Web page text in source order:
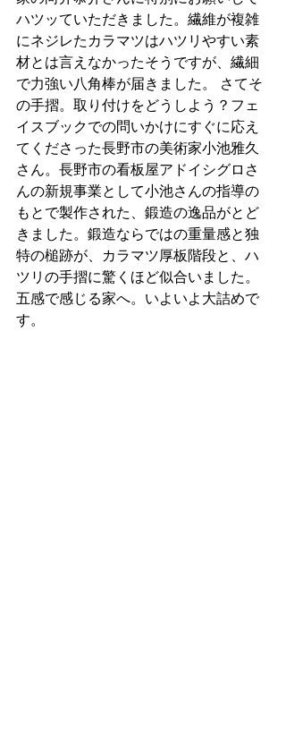
ハツッていただきました。繊維が複雑
にネジレたカラマツはハツリやすい素
材とは言えなかったそうですが、繊細
で力強い八角棒が届きました。 さてそ
の手摺。取り付けをどうしよう？フェ
イスブックでの問いかけにすぐに応え
てくださった長野市の美術家小池雅久
さん。長野市の看板屋アドイシグロさ
んの新規事業として小池さんの指導の
もとで製作された、鍛造の逸品がとど
きました。鍛造ならではの重量感と独
特の槌跡が、カラマツ厚板階段と、ハ
ツリの手摺に驚くほど似合いました。
五感で感じる家へ。いよいよ大詰めで
す。